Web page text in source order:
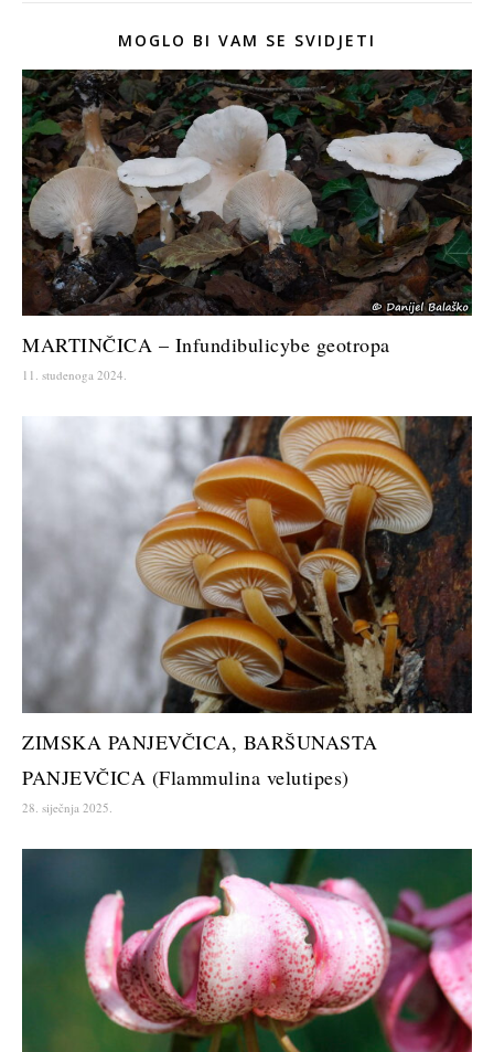
MOGLO BI VAM SE SVIDJETI
MARTINČICA – Infundibulicybe geotropa
11. studenoga 2024.
ZIMSKA PANJEVČICA, BARŠUNASTA
PANJEVČICA (Flammulina velutipes)
28. siječnja 2025.